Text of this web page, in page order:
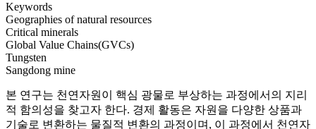
Keywords
Geographies of natural resources
Critical minerals
Global Value Chains(GVCs)
Tungsten
Sangdong mine
본 연구는 천연자원이 핵심 광물로 부상하는 과정에서의 지리
적 함의성을 찾고자 한다. 경제 활동은 자원을 다양한 상품과
기술로 변환하는 물질적 변환의 과정이며, 이 과정에서 천연자